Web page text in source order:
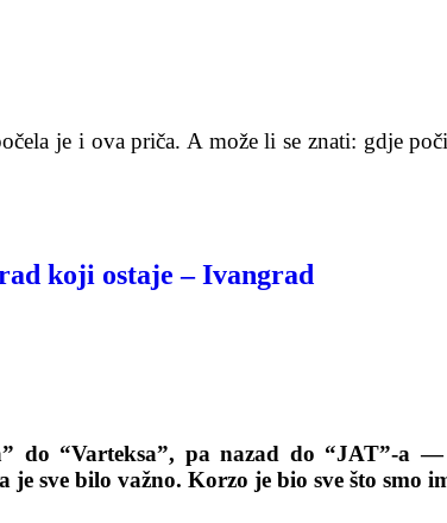
je i ova priča. A može li se znati: gdje
koji ostaje – Ivangrad
“Varteksa”, pa nazad do “JAT”-a —
je sve bilo važno. Korzo je bio sve što smo